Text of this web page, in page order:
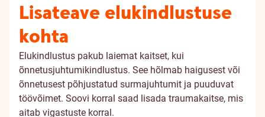
Lisateave elukindlustuse
kohta
Elukindlustus pakub laiemat kaitset, kui
õnnetusjuhtumikindlustus. See hõlmab haigusest või
õnnetusest põhjustatud surmajuhtumit ja puuduvat
töövõimet. Soovi korral saad lisada traumakaitse, mis
aitab vigastuste korral.